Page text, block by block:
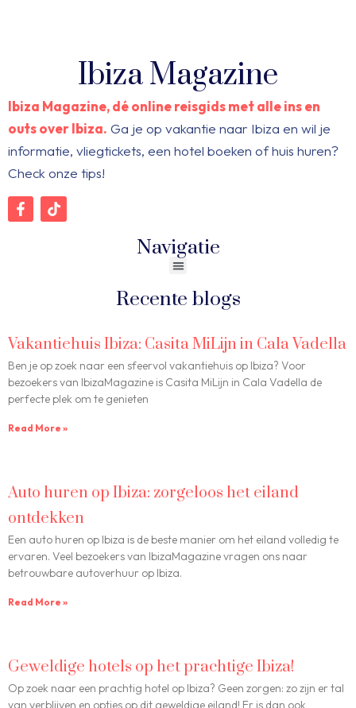
Ibiza Magazine
Ibiza Magazine, dé online reisgids met alle ins en
outs over Ibiza. Ga je op vakantie naar Ibiza en wil je
informatie, vliegtickets, een hotel boeken of huis huren?
Check onze tips!
Navigatie
Recente blogs
Vakantiehuis Ibiza: Casita MiLijn in Cala Vadella
Ben je op zoek naar een sfeervol vakantiehuis op Ibiza? Voor
bezoekers van IbizaMagazine is Casita MiLijn in Cala Vadella de
perfecte plek om te genieten
Read More »
Auto huren op Ibiza: zorgeloos het eiland
ontdekken
Een auto huren op Ibiza is de beste manier om het eiland volledig te
ervaren. Veel bezoekers van IbizaMagazine vragen ons naar
betrouwbare autoverhuur op Ibiza.
Read More »
Geweldige hotels op het prachtige Ibiza!
Op zoek naar een prachtig hotel op Ibiza? Geen zorgen: zo zijn er tal